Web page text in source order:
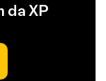
da XP